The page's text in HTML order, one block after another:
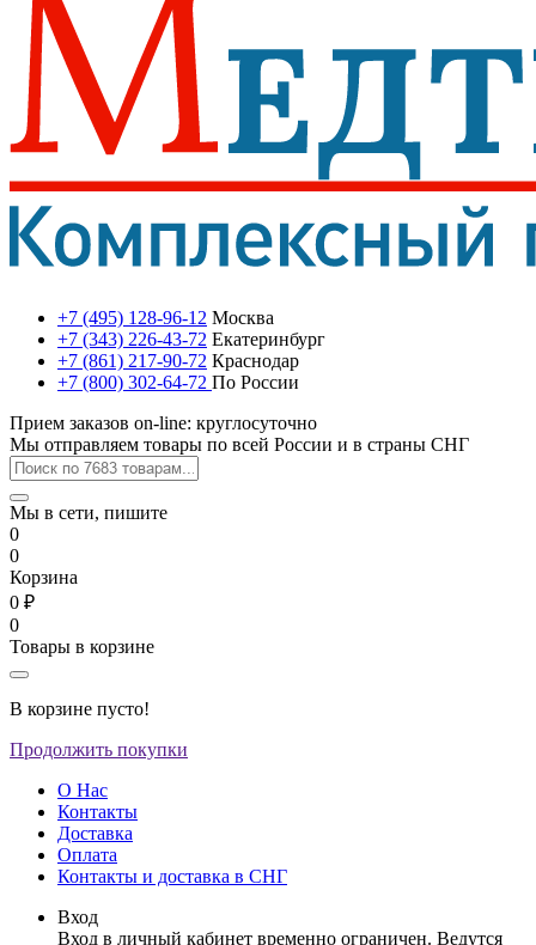
+7 (495) 128-96-12 Москва
+7 (343) 226-43-72 Екатеринбург
+7 (861) 217-90-72 Краснодар
+7 (800) 302-64-72 По России
Прием заказов on-line: круглосуточно
Мы отправляем товары по всей России и в страны СНГ
Мы в сети, пишите
0
0
Корзина
0 ₽
0
Товары в корзине
В корзине пусто!
Продолжить покупки
О Нас
Контакты
Доставка
Оплата
Контакты и доставка в СНГ
Вход
Вход в личный кабинет временно ограничен. Ведутся